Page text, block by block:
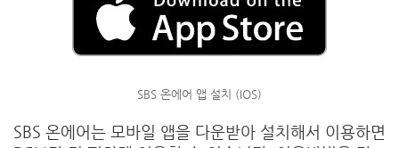
SBS 온에어 앱 설치 (IOS)
SBS 온에어는 모바일 앱을 다운받아 설치해서 이용하면